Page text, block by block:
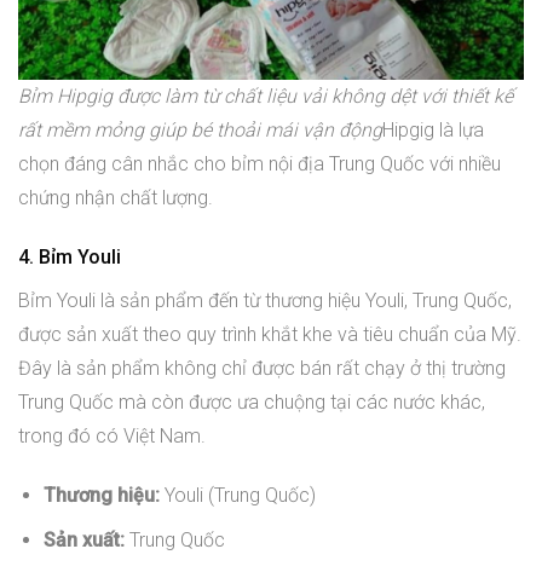
Bỉm Hipgig được làm từ chất liệu vải không dệt với thiết kế
rất mềm mỏng giúp bé thoải mái vận độngHipgig là lựa
chọn đáng cân nhắc cho bỉm nội địa Trung Quốc với nhiều
chứng nhận chất lượng.
4. Bỉm Youli
Bỉm Youli là sản phẩm đến từ thương hiệu Youli, Trung Quốc,
được sản xuất theo quy trình khắt khe và tiêu chuẩn của Mỹ.
Đây là sản phẩm không chỉ được bán rất chạy ở thị trường
Trung Quốc mà còn được ưa chuộng tại các nước khác,
trong đó có Việt Nam.
Thương hiệu:Youli (Trung Quốc)
Sản xuất:Trung Quốc